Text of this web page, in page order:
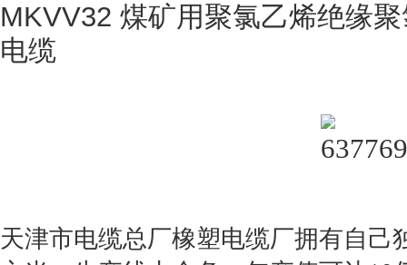
MKVV32 煤矿用聚氯乙烯绝缘
电缆
天津市电缆总厂橡塑电缆厂拥有自己